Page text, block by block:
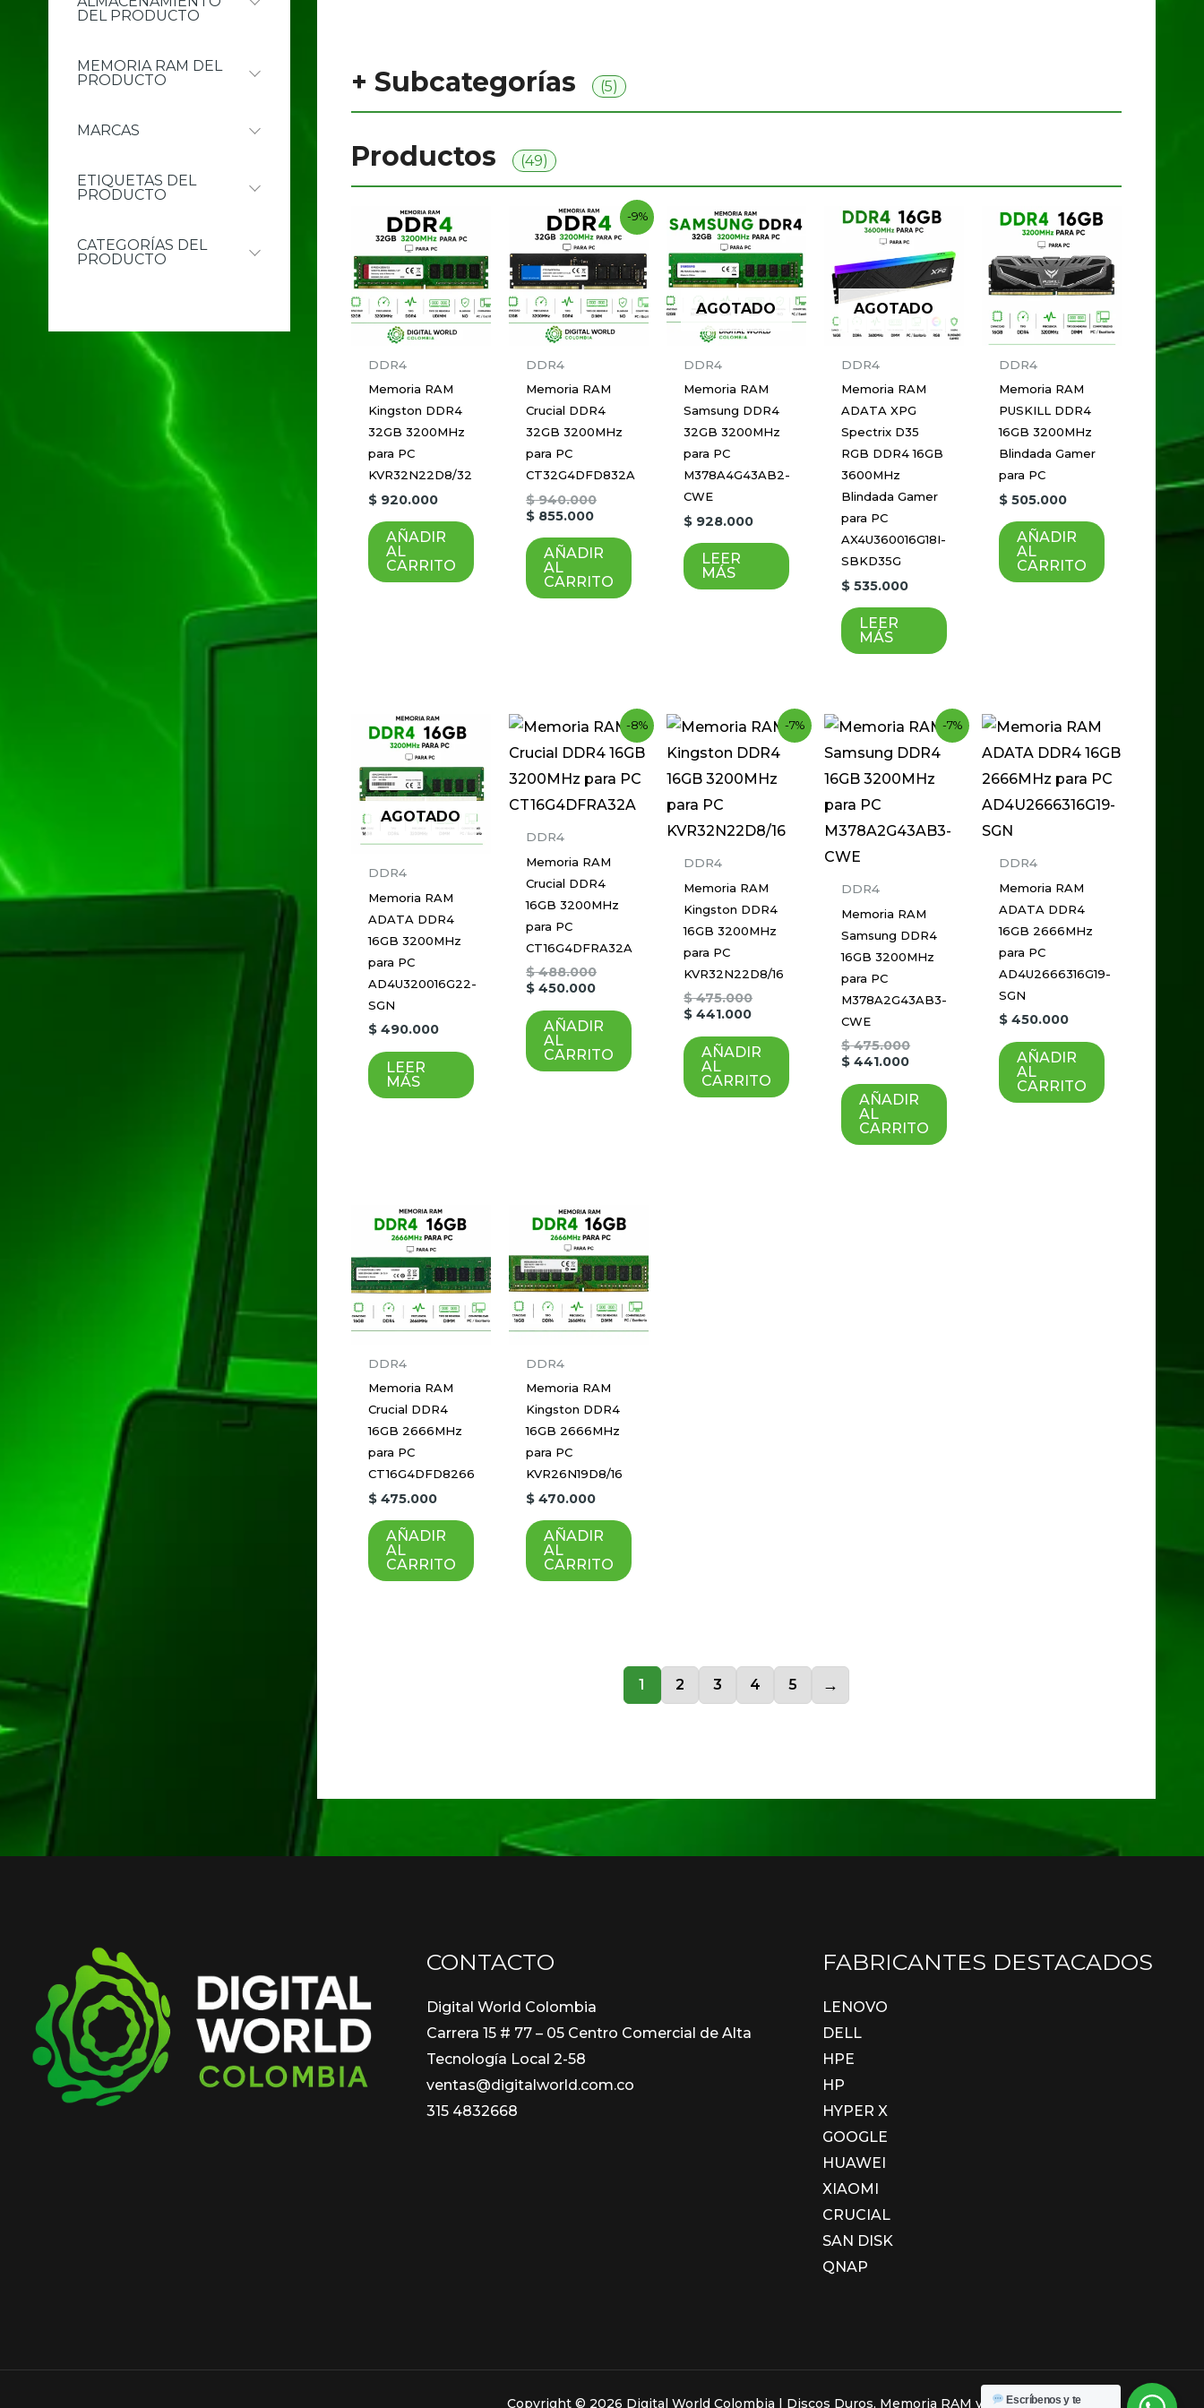
r
h
DEL PRODUCTO
MEMORIA RAM DEL
PRODUCTO
MARCAS
ETIQUETAS DEL
PRODUCTO
CATEGORÍAS DEL
PRODUCTO
+ Subcategorías (5)
Productos (49)
DDR4
Memoria RAM
Kingston DDR4
32GB 3200MHz
para PC
KVR32N22D8/32
$ 920.000
AÑADIR
AL
CARRITO
-9%
DDR4
Memoria RAM
Crucial DDR4
32GB 3200MHz
para PC
CT32G4DFD832A
$940.000
Original
price
was:
$ 940.000.
$ 855.000
Current
price
is:
$ 855.000.
AÑADIR
AL
CARRITO
AGOTADO
DDR4
Memoria RAM
Samsung DDR4
32GB 3200MHz
para PC
M378A4G43AB2-
CWE
$ 928.000
LEER
MÁS
AGOTADO
DDR4
Memoria RAM
ADATA XPG
Spectrix D35
RGB DDR4 16GB
3600MHz
Blindada Gamer
para PC
AX4U360016G18I-
SBKD35G
$ 535.000
LEER
MÁS
DDR4
Memoria RAM
PUSKILL DDR4
16GB 3200MHz
Blindada Gamer
para PC
$ 505.000
AÑADIR
AL
CARRITO
AGOTADO
DDR4
Memoria RAM
ADATA DDR4
16GB 3200MHz
para PC
AD4U320016G22-
SGN
$ 490.000
LEER
MÁS
-8%
DDR4
Memoria RAM
Crucial DDR4
16GB 3200MHz
para PC
CT16G4DFRA32A
$488.000
Original
price
was:
$ 488.000.
$ 450.000
Current
price
is:
$ 450.000.
AÑADIR
AL
CARRITO
-7%
DDR4
Memoria RAM
Kingston DDR4
16GB 3200MHz
para PC
KVR32N22D8/16
$475.000
Original
price
was:
$ 475.000.
$ 441.000
Current
price
is:
$ 441.000.
AÑADIR
AL
CARRITO
-7%
DDR4
Memoria RAM
Samsung DDR4
16GB 3200MHz
para PC
M378A2G43AB3-
CWE
$475.000
Original
price
was:
$ 475.000.
$ 441.000
Current
price
is:
$ 441.000.
AÑADIR
AL
CARRITO
DDR4
Memoria RAM
ADATA DDR4
16GB 2666MHz
para PC
AD4U2666316G19-
SGN
$ 450.000
AÑADIR
AL
CARRITO
DDR4
Memoria RAM
Crucial DDR4
16GB 2666MHz
para PC
CT16G4DFD8266
$ 475.000
AÑADIR
AL
CARRITO
DDR4
Memoria RAM
Kingston DDR4
16GB 2666MHz
para PC
KVR26N19D8/16
$ 470.000
AÑADIR
AL
CARRITO
1 2 3 4 5 →
CONTACTO
Digital World Colombia
Carrera 15 # 77 – 05 Centro Comercial de Alta
Tecnología Local 2-58
ventas@digitalworld.com.co
315 4832668
FABRICANTES DESTACADOS
LENOVO
DELL
HPE
HP
HYPER X
GOOGLE
HUAWEI
XIAOMI
CRUCIAL
SAN DISK
QNAP
Copyright © 2026 Digital World Colombia | Discos Duros, Memoria RAM y Computadores.
Escríbenos y te